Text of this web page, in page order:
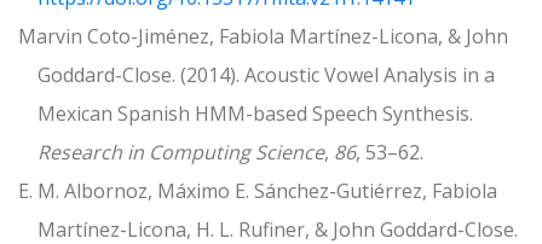
Marvin Coto-Jiménez, Fabiola Martínez-Licona, & John
Goddard-Close. (2014). Acoustic Vowel Analysis in a
Mexican Spanish HMM-based Speech Synthesis.
Research in Computing Science, 86, 53–62.
E. M. Albornoz, Máximo E. Sánchez-Gutiérrez, Fabiola
Martínez-Licona, H. L. Rufiner, & John Goddard-Close.